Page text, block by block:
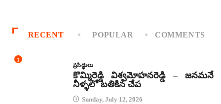
RECENT POPULAR COMMENTS
1
ప్రసిద్ధులు
కొమ్మిరెడ్డి విశ్వమోహనరెడ్డి – జనమనే
నీళ్ళలో బతికిన చేప
Sunday, July 12, 2026